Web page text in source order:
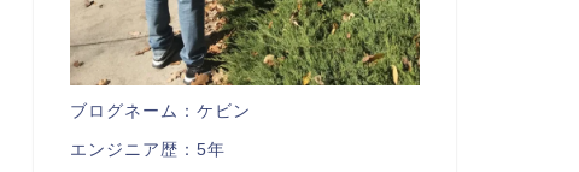
ブログネーム：ケビン
エンジニア歴：5年